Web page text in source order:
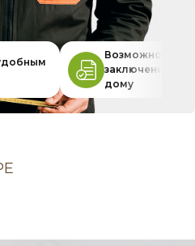
Возможность
заключения
дому